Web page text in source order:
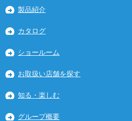
製品紹介
カタログ
ショールーム
お取扱い店舗を探す
知る・楽しむ
グループ概要